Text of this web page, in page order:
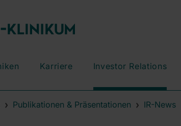
Karriere Investor Relations
Publikationen & Präsentationen IR-News